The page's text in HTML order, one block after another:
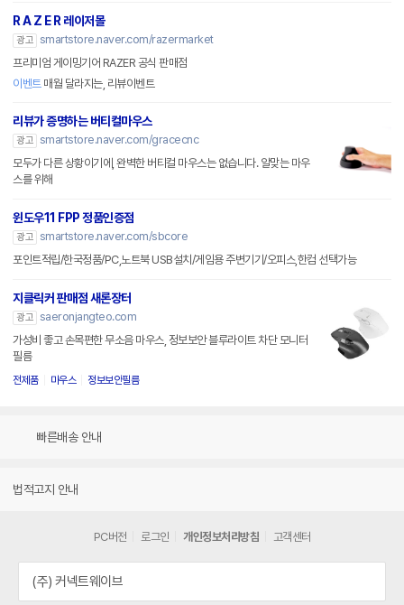
R A Z E R 레이저몰
광고 smartstore.naver.com/razermarket
프리미엄 게이밍기어 RAZER 공식 판매점
이벤트매월 달라지는, 리뷰이벤트
리뷰가 증명하는 버티컬마우스
광고 smartstore.naver.com/gracecnc
모두가 다른 상황이기에, 완벽한 버티컬 마우스는 없습니다. 알맞는 마우
스를 위해
윈도우11 FPP 정품인증점
광고 smartstore.naver.com/sbcore
포인트적립/한국정품/PC,노트북 USB설치/게임용 주변기기/오피스,한컴 선택가능
지클릭커 판매점 새론장터
광고 saeronjangteo.com
가성비 좋고 손목편한 무소음 마우스, 정보보안 블루라이트 차단 모니터
필름
전제품 마우스 정보보안필름
빠른배송 안내
법적고지 안내
PC버전 로그인 개인정보처리방침 고객센터
(주) 커넥트웨이브